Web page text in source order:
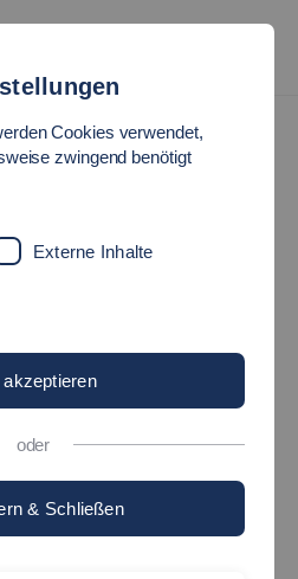
Cookies verwendet,
zwingend benötigt
Externe Inhalte
akzeptieren
oder
& Schließen